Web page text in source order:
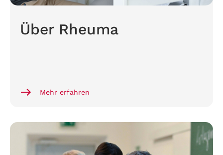
Über Rheuma
Mehr erfahren